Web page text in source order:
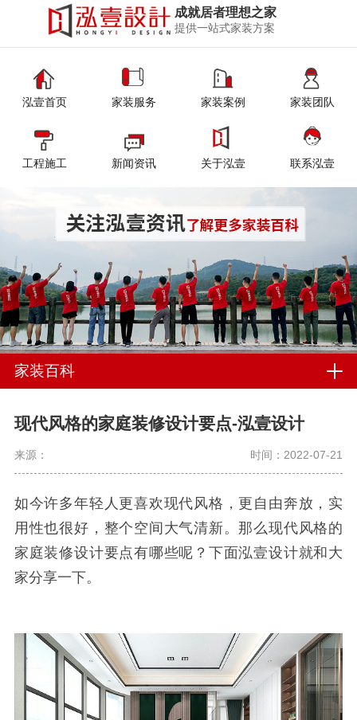
成就居者理想之家
提供一站式家装方案
泓壹首页 家装服务 家装案例 家装团队
工程施工 新闻资讯 关于泓壹 联系泓壹
家装百科
现代风格的家庭装修设计要点-泓壹设计
来源： 时间：2022-07-21
如今许多年轻人更喜欢现代风格，更自由奔放，实
用性也很好，整个空间大气清新。那么现代风格的
家庭装修设计要点有哪些呢？下面泓壹设计就和大
家分享一下。